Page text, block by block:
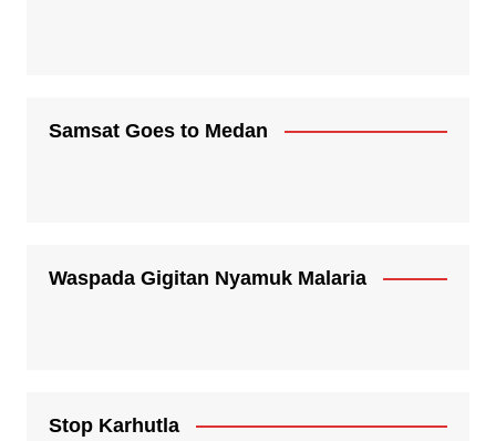
Samsat Goes to Medan
Waspada Gigitan Nyamuk Malaria
Stop Karhutla